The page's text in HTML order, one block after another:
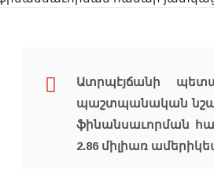
Ատրպէյճանի
պաշտպանական
ֆինանսաւորման
2.86 միլիառ